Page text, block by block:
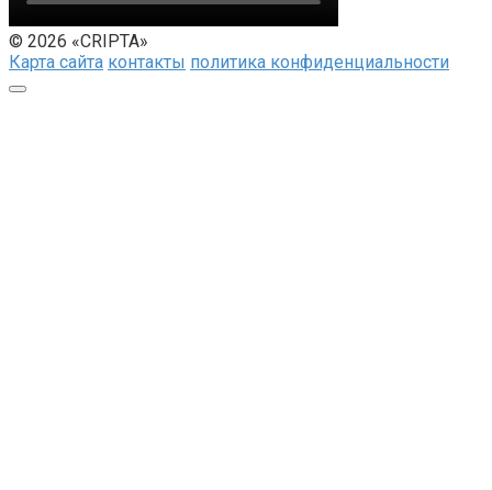
© 2026 «CRIPTA»
Карта сайта контакты политика конфиденциальности